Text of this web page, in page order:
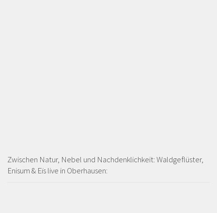
Zwischen Natur, Nebel und Nachdenklichkeit: Waldgeflüster,
Enisum & Eïs live in Oberhausen: